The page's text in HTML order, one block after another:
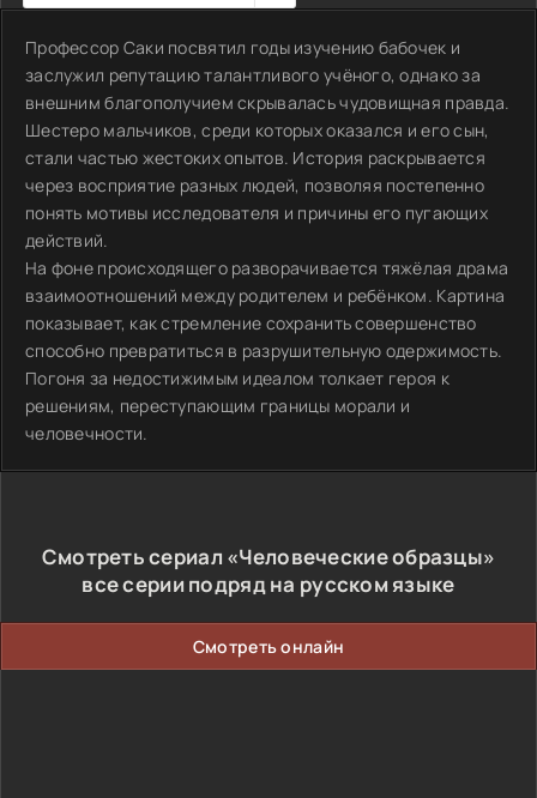
Профессор Саки посвятил годы изучению бабочек и
заслужил репутацию талантливого учёного, однако за
внешним благополучием скрывалась чудовищная правда.
Шестеро мальчиков, среди которых оказался и его сын,
стали частью жестоких опытов. История раскрывается
через восприятие разных людей, позволяя постепенно
понять мотивы исследователя и причины его пугающих
действий.
На фоне происходящего разворачивается тяжёлая драма
взаимоотношений между родителем и ребёнком. Картина
показывает, как стремление сохранить совершенство
способно превратиться в разрушительную одержимость.
Погоня за недостижимым идеалом толкает героя к
решениям, переступающим границы морали и
человечности.
Смотреть сериал «Человеческие образцы»
все серии подряд на русском языке
Смотреть онлайн